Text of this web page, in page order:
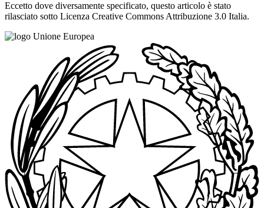
Eccetto dove diversamente specificato, questo articolo è stato
rilasciato sotto Licenza Creative Commons Attribuzione 3.0 Italia.